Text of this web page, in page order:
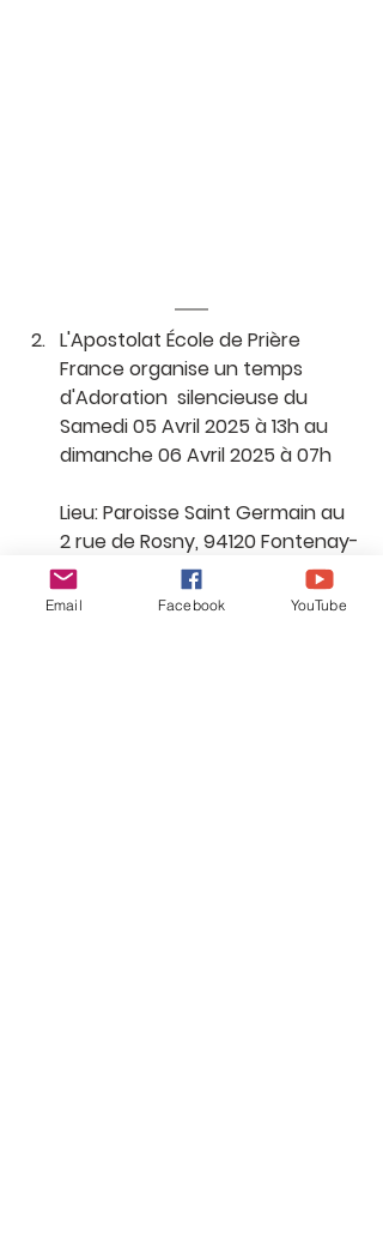
L'Apostolat École de Prière
France organise un temps
d'Adoration  silencieuse du
Samedi 05 Avril 2025 à 13h au
dimanche 06 Avril 2025 à 07h
Lieu: Paroisse Saint Germain au
2 rue de Rosny, 94120 Fontenay-
Sous-Bois
Email Facebook YouTube